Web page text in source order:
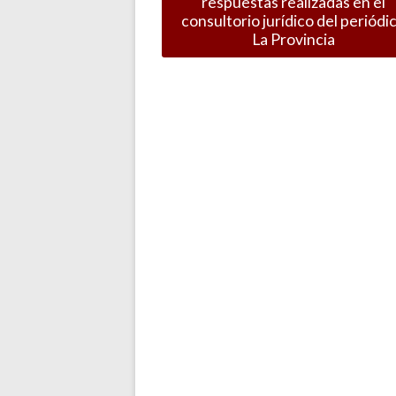
consultorio jurídico del
La Provincia